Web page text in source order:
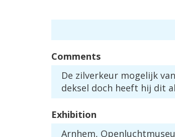
Comments
De zilverkeur mogelijk van
deksel doch heeft hij dit
Exhibition
Arnhem,